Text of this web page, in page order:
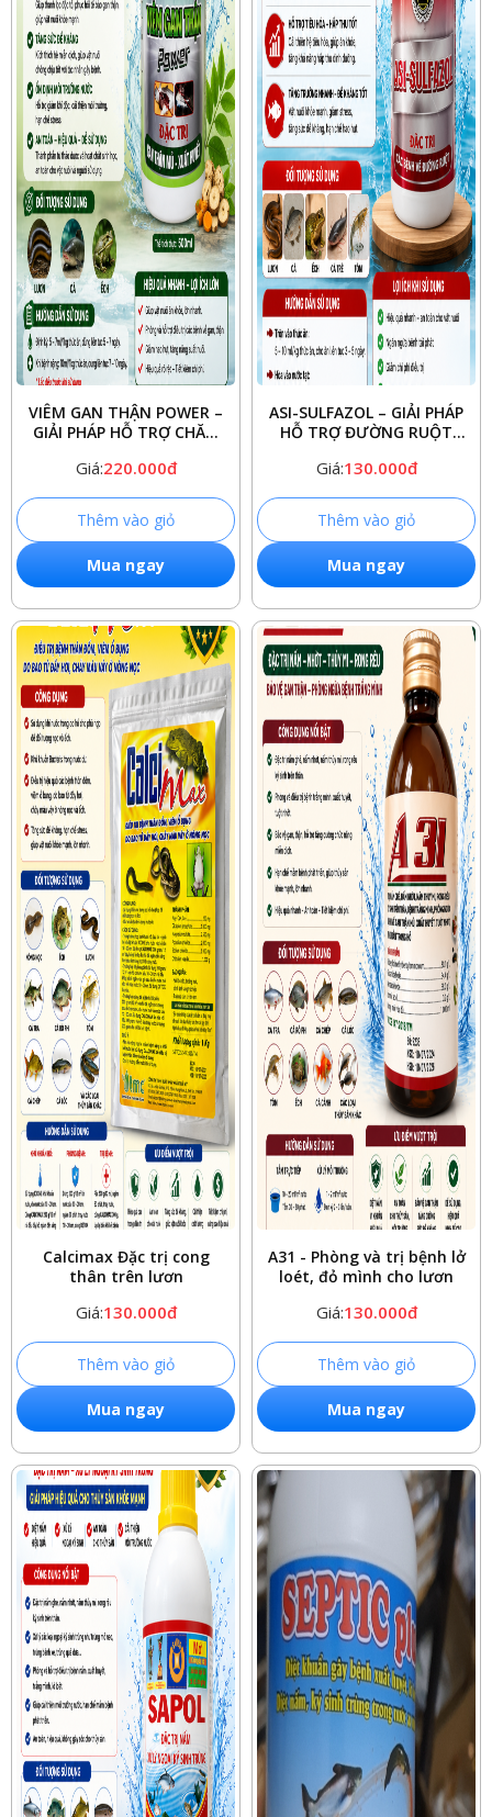
3. Quy cách:
Nguồn nguyên liệunhập khẩu, sản xuất trên dây chuyền được
kiểm soát chất lượng theo tiêu chuẩn Quốc tế ISO 9001:2008 và An
toàn thực phẩm theo ISO 22000:2005: HACCP.
VIÊM GAN THẬN POWER –
GIẢI PHÁP HỖ TRỢ CHĂM
SẢN
Giá:220.000đ
Thêm vào giỏ
Mua ngay
ASI-SULFAZOL – GIẢI PHÁP
HỖ TRỢ ĐƯỜNG RUỘT
Giá:130.000đ
Thêm vào giỏ
Mua ngay
Calcimax Đặc trị cong
thân trên lươn
Giá:130.000đ
Thêm vào giỏ
Mua ngay
A31 - Phòng và trị bệnh lở
loét, đỏ mình cho lươn
Giá:130.000đ
Thêm vào giỏ
Mua ngay